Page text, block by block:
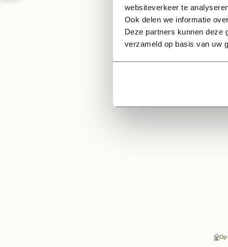
websiteverkeer te
Ook delen we informatie
Deze partners kunnen deze
verzameld op basis van uw
-
-